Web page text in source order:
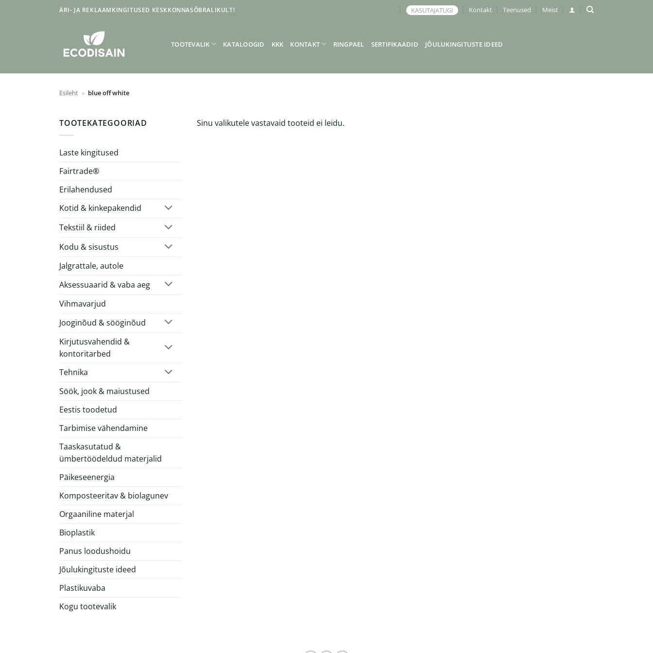
ÄRI- JA REKLAAMKINGITUSED KESKKONNASÕBRALIKULT! KASUTAJATUGI Kontakt Teenused Meist
TOOTEVALIK KATALOOGID KKK KONTAKT RINGPAEL SERTIFIKAADID JÕULUKINGITUSTE IDEED
Esileht » blue off white
TOOTEKATEGOORIAD
Laste kingitused
Fairtrade®
Erilahendused
Kotid & kinkepakendid
Tekstiil & riided
Kodu & sisustus
Jalgrattale, autole
Aksessuaarid & vaba aeg
Vihmavarjud
Jooginõud & sööginõud
Kirjutusvahendid &
kontoritarbed
Tehnika
Söök, jook & maiustused
Eestis toodetud
Tarbimise vähendamine
Taaskasutatud &
ümbertöödeldud materjalid
Päikeseenergia
Komposteeritav & biolagunev
Orgaaniline materjal
Bioplastik
Panus loodushoidu
Jõulukingituste ideed
Plastikuvaba
Kogu tootevalik
Sinu valikutele vastavaid tooteid ei leidu.